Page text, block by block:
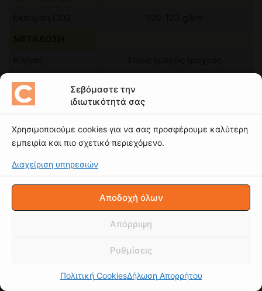
Σεβόμαστε την
ιδιωτικότητά σας
Χρησιμοποιούμε cookies για να σας προσφέρουμε καλύτερη
εμπειρία και πιο σχετικό περιεχόμενο.
Διαχείριση υπηρεσιών
Αποδοχή όλων
Απόρριψη
Ρυθμίσεις
Πολιτική CookiesΔήλωση Απορρήτου